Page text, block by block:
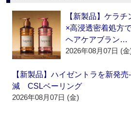
【新製品】ケラ
×高浸透密着処方
ヘアケアブラン…
2026年08月07日 (金
【新製品】ハイゼントラを新発
減 CSLベーリング
2026年08月07日 (金)